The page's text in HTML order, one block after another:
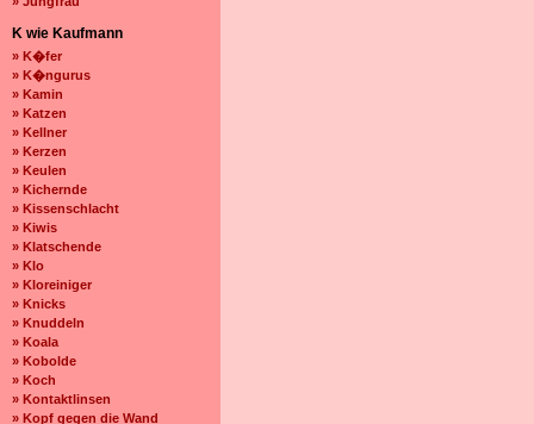
K wie Kaufmann
» K�fer
» K�ngurus
» Kamin
» Katzen
» Kellner
» Kerzen
» Keulen
» Kichernde
» Kissenschlacht
» Kiwis
» Klatschende
» Klo
» Kloreiniger
» Knicks
» Knuddeln
» Koala
» Kobolde
» Koch
» Kontaktlinsen
» Kopf gegen die Wand